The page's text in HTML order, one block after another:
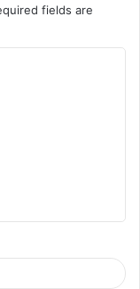
fields are